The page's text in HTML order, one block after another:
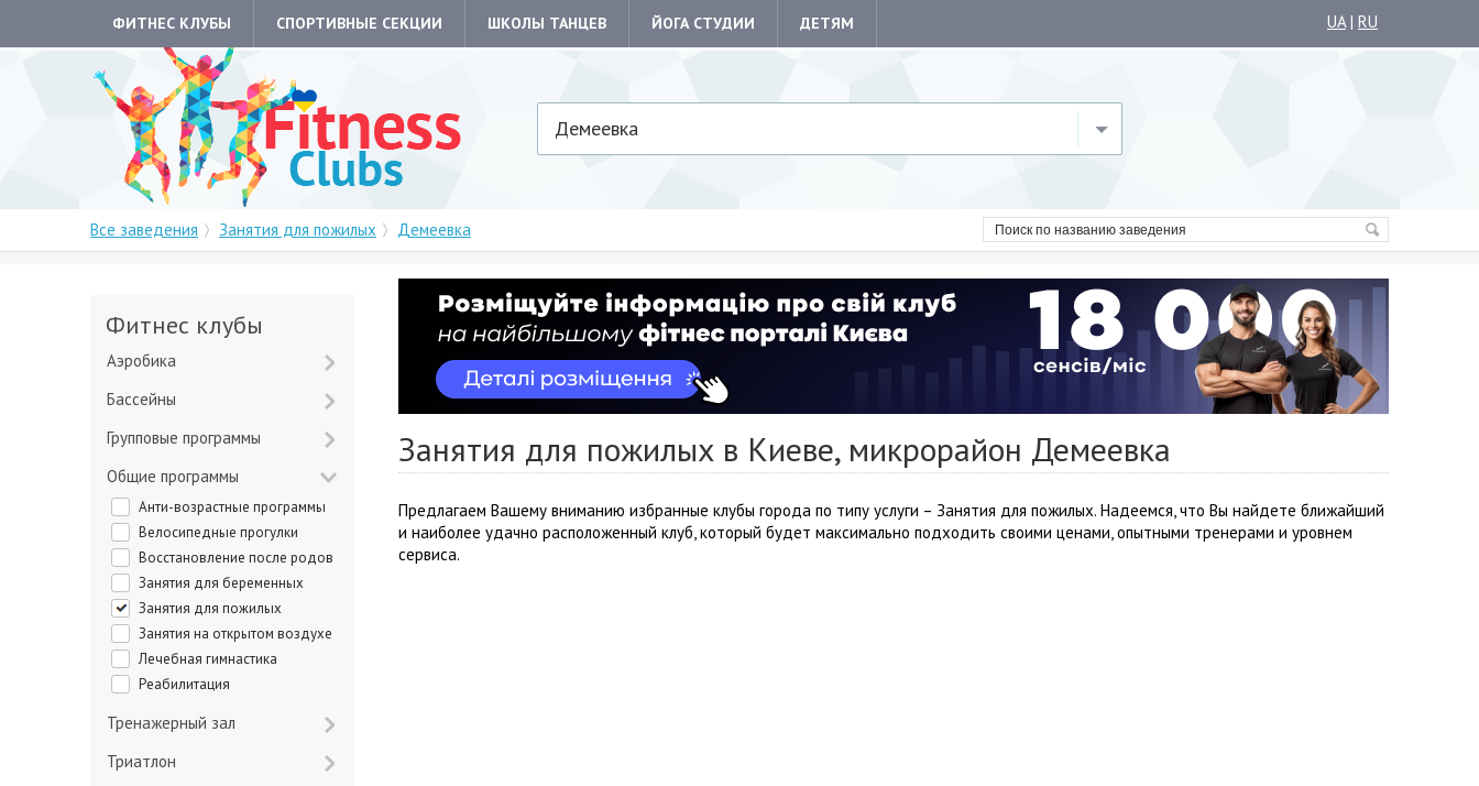
ФИТНЕС КЛУБЫ СПОРТИВНЫЕ СЕКЦИИ ШКОЛЫ ТАНЦЕВ ЙОГА СТУДИИ ДЕТЯМ UA| RU
Демеевка
Все заведения Занятия для пожилых Демеевка
Занятия для пожилых в Киеве, микрорайон Демеевка
Предлагаем Вашему вниманию избранные клубы города по типу услуги – Занятия для пожилых. Надеемся, что Вы найдете ближайший
и наиболее удачно расположенный клуб, который будет максимально подходить своими ценами, опытными тренерами и уровнем
сервиса.
Фитнес клубы
Аэробика
Бассейны
Групповые программы
Общие программы
Анти-возрастные программы
Велосипедные прогулки
Восстановление после родов
Занятия для беременных
Занятия для пожилых
Занятия на открытом воздухе
Лечебная гимнастика
Реабилитация
Тренажерный зал
Триатлон